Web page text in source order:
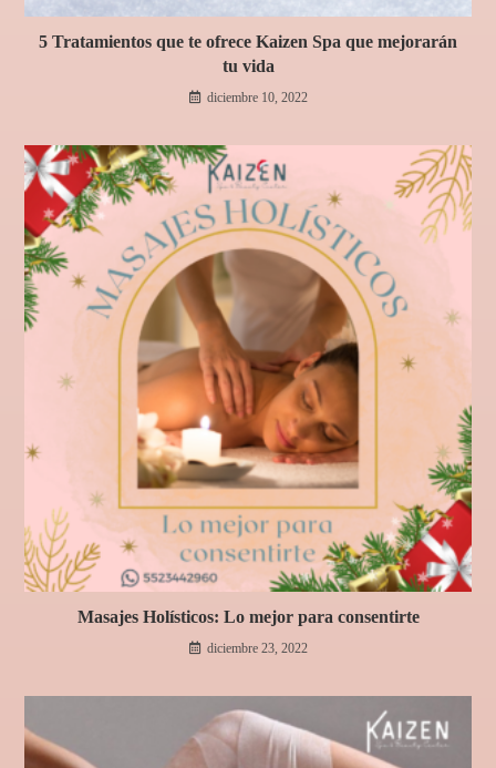
5 Tratamientos que te ofrece Kaizen Spa que mejorarán
tu vida
diciembre 10, 2022
Masajes Holísticos: Lo mejor para consentirte
diciembre 23, 2022